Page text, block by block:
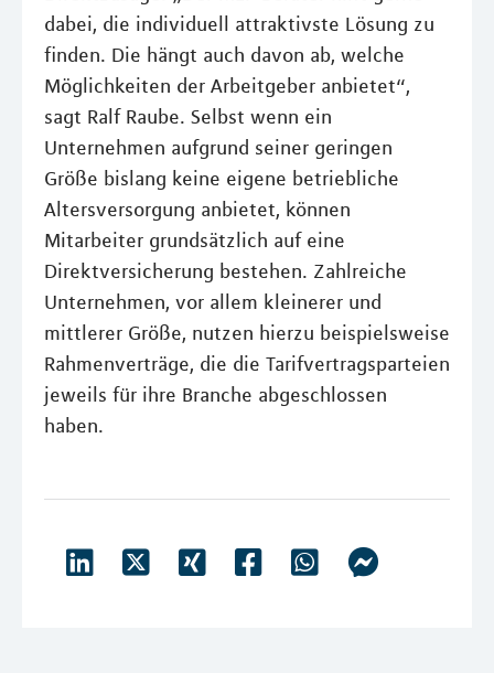
dabei, die individuell attraktivste Lösung zu
finden. Die hängt auch davon ab, welche
Möglichkeiten der Arbeitgeber anbietet“,
sagt Ralf Raube. Selbst wenn ein
Unternehmen aufgrund seiner geringen
Größe bislang keine eigene betriebliche
Altersversorgung anbietet, können
Mitarbeiter grundsätzlich auf eine
Direktversicherung bestehen. Zahlreiche
Unternehmen, vor allem kleinerer und
mittlerer Größe, nutzen hierzu beispielsweise
Rahmenverträge, die die Tarifvertragsparteien
jeweils für ihre Branche abgeschlossen
haben.